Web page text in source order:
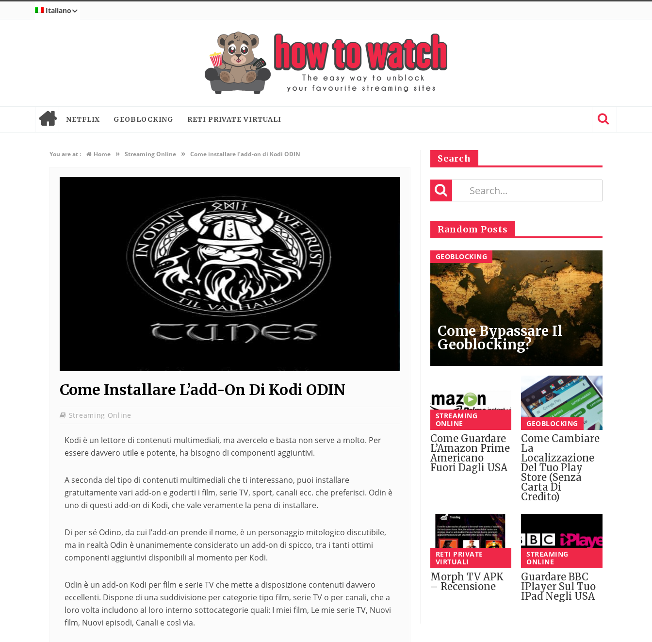
Italiano
NETFLIX GEOBLOCKING RETI PRIVATE VIRTUALI
You are at : Home » Streaming Online » Come installare l’add-on di Kodi ODIN
Come Installare L’add-On Di Kodi ODIN
Streaming Online
Kodi è un lettore di contenuti multimediali, ma avercelo e basta non serve a molto. Per
essere davvero utile e potente, ha bisogno di componenti aggiuntivi.
A seconda del tipo di contenuti multimediali che ti interessano, puoi installare
gratuitamente vari add-on e goderti i film, serie TV, sport, canali ecc. che preferisci. Odin è
uno di questi add-on di Kodi, che vale veramente la pena di installare.
Di per sé Odino, da cui l’add-on prende il nome, è un personaggio mitologico discutibile,
ma in realtà Odin è unanimemente considerato un add-on di spicco, tra i tanti ottimi
componenti aggiuntivi disponibili al momento per Kodi.
Odin è un add-on Kodi per film e serie TV che mette a disposizione contenuti davvero
eccellenti. Dispone di una suddivisione per categorie tipo film, serie TV o per canali, che a
loro volta includono al loro interno sottocategorie quali: I miei film, Le mie serie TV, Nuovi
film, Nuovi episodi, Canali e così via.
Search
Random Posts
GEOBLOCKING
Come Bypassare Il
Geoblocking?
STREAMING
ONLINE
Come Guardare
L’Amazon Prime
Americano
Fuori Dagli USA
GEOBLOCKING
Come Cambiare
La
Localizzazione
Del Tuo Play
Store (senza
Carta Di
Credito)
RETI PRIVATE
VIRTUALI
Morph TV APK
– Recensione
STREAMING
ONLINE
Guardare BBC
IPlayer Sul Tuo
IPad Negli USA